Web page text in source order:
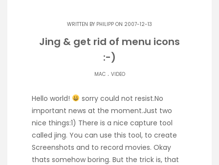
WRITTEN BY PHILIPP ON 2007-12-13
Jing & get rid of menu icons
:-)
MAC. VIDEO
Hello world!
sorry could not resist.No
important news at the moment.Just two
nice things:1) There is a nice capture tool
called jing. You can use this tool, to create
Screenshots and to record movies. Okay
thats somehow boring. But the trick is, that